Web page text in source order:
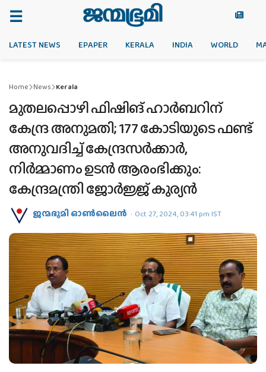
LATEST NEWS EPAPER KERALA INDIA WORLD
Home News Kerala
മുതലപ്പൊഴി ഫിഷിങ് ഹാർബറിന്
കേന്ദ്ര അനുമതി; 177 കോടിയുടെ ഫണ്ട്
അനുവദിച്ച് കേന്ദ്രസർക്കാർ,
നിർമ്മാണം ഉടൻ ആരംഭിക്കും:
കേന്ദ്രമന്ത്രി ജോർജ്ജ് കുര്യൻ
ജന്മഭൂമി ഓണ്‍ലൈന്‍ Oct 27, 2024, 03:41 pm IST